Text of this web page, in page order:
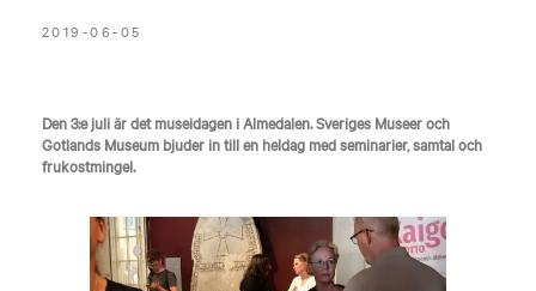
2019-06-05
Den 3:e juli är det museidagen i Almedalen. Sveriges Museer och
Gotlands Museum bjuder in till en heldag med seminarier, samtal och
frukostmingel.